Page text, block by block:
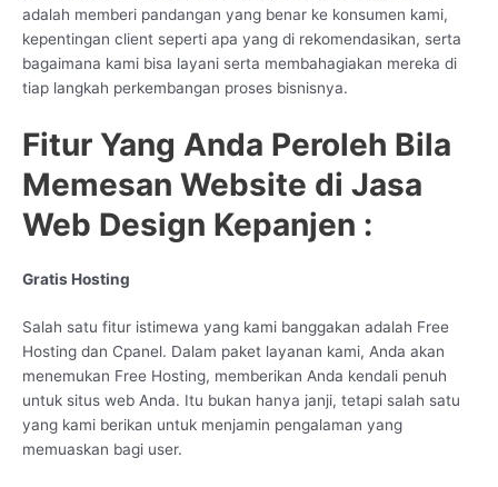
adalah memberi pandangan yang benar ke konsumen kami,
kepentingan client seperti apa yang di rekomendasikan, serta
bagaimana kami bisa layani serta membahagiakan mereka di
tiap langkah perkembangan proses bisnisnya.
Fitur Yang Anda Peroleh Bila
Memesan Website di Jasa
Web Design Kepanjen :
Gratis Hosting
Salah satu fitur istimewa yang kami banggakan adalah Free
Hosting dan Cpanel. Dalam paket layanan kami, Anda akan
menemukan Free Hosting, memberikan Anda kendali penuh
untuk situs web Anda. Itu bukan hanya janji, tetapi salah satu
yang kami berikan untuk menjamin pengalaman yang
memuaskan bagi user.